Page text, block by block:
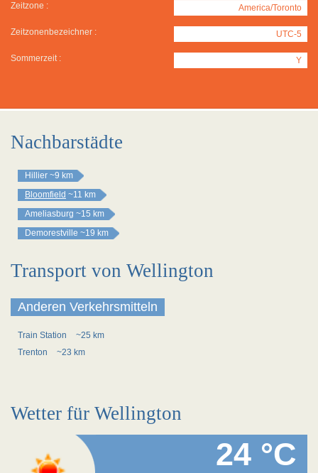
Zeitzone : America/Toronto
Zeitzonenbezeichner : UTC-5
Sommerzeit : Y
Nachbarstädte
Hillier ~9 km
Bloomfield ~11 km
Ameliasburg ~15 km
Demorestville ~19 km
Transport von Wellington
Anderen Verkehrsmitteln
Train Station
~25 km
Trenton
~23 km
Wetter für Wellington
24 °C